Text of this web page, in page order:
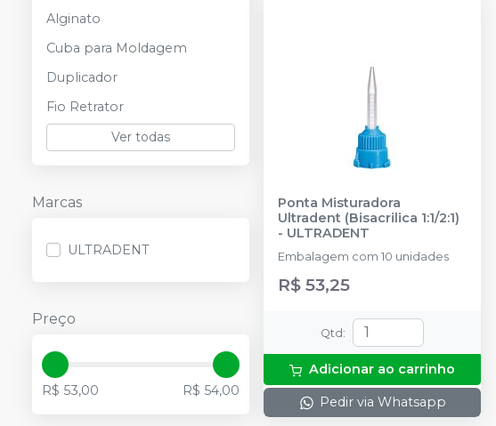
Alginato
Cuba para Moldagem
Duplicador
Fio Retrator
Ver todas
Marcas
ULTRADENT
Preço
R$ 53,00 R$ 54,00
Ponta Misturadora
Ultradent (Bisacrilica 1:1/2:1)
- ULTRADENT
Embalagem com 10 unidades
R$ 53,25
Qtd:
Adicionar ao carrinho
Pedir via Whatsapp